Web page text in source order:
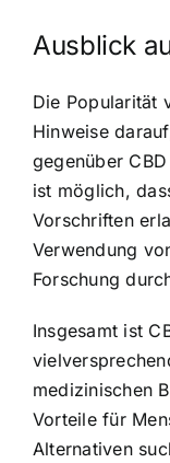
Ausblick
Die Popularität
Hinweise
gegenüber
ist möglich,
Vorschriften
Verwendung
Forschung
Insgesamt ist
medizinischen
Vorteile für
Alternativen